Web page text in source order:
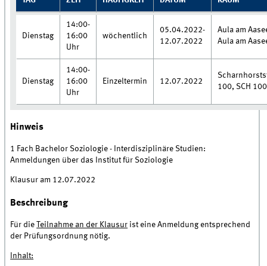
Dienstag
14:00-
16:00
Uhr
wöchentlich
05.04.2022-
12.07.2022
Aula am
Aula am
Dienstag
14:00-
16:00
Uhr
Einzeltermin 12.07.2022
100, SCH
Hinweis
1 Fach Bachelor Soziologie - Interdisziplinäre Studien:
Anmeldungen über das Institut für Soziologie
Klausur am 12.07.2022
Beschreibung
Für die Teilnahme an der Klausur ist eine Anmeldung entsprechend
der Prüfungsordnung nötig.
Inhalt: